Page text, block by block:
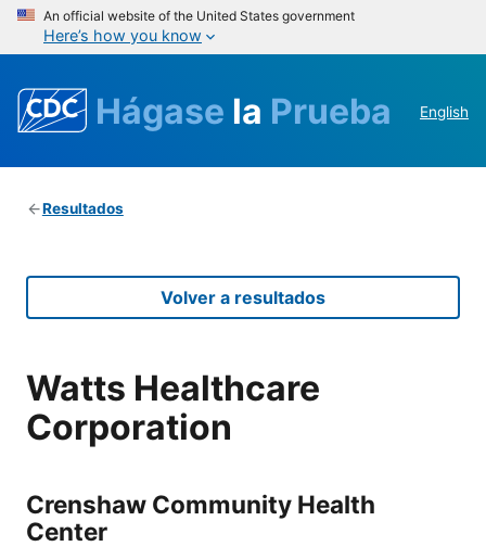
An official website of the United States government
Here’s how you know
Hágase la Prueba English
Resultados
Volver a resultados
Watts Healthcare
Corporation
Crenshaw Community Health
Center